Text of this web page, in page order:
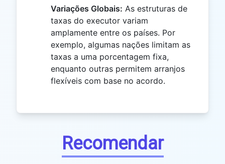
Variações Globais: As estruturas de
taxas do executor variam
amplamente entre os países. Por
exemplo, algumas nações limitam as
taxas a uma porcentagem fixa,
enquanto outras permitem arranjos
flexíveis com base no acordo.
Recomendar